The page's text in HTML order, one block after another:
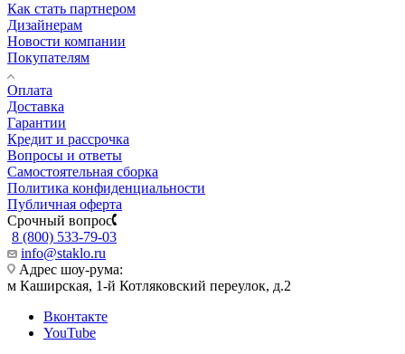
Как стать партнером
Дизайнерам
Новости компании
Покупателям
Оплата
Доставка
Гарантии
Кредит и рассрочка
Вопросы и ответы
Самостоятельная сборка
Политика конфиденциальности
Публичная оферта
Срочный вопрос
8 (800) 533-79-03
info@staklo.ru
Адрес шоу-рума:
м Каширская, 1-й Котляковский переулок, д.2
Вконтакте
YouTube